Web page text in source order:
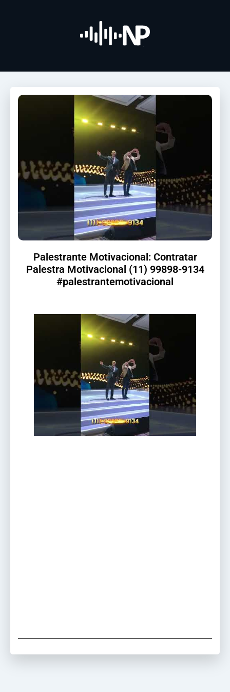
Palestrante Motivacional: Contratar
Palestra Motivacional (11) 99898-9134
#palestrantemotivacional